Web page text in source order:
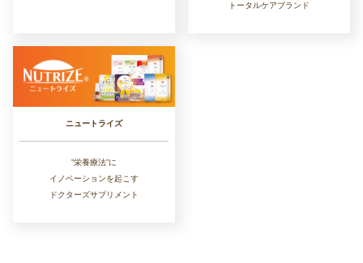
トータルケアブランド
ニュートライズ
”栄養療法”に
イノベーションを起こす
ドクターズサプリメント